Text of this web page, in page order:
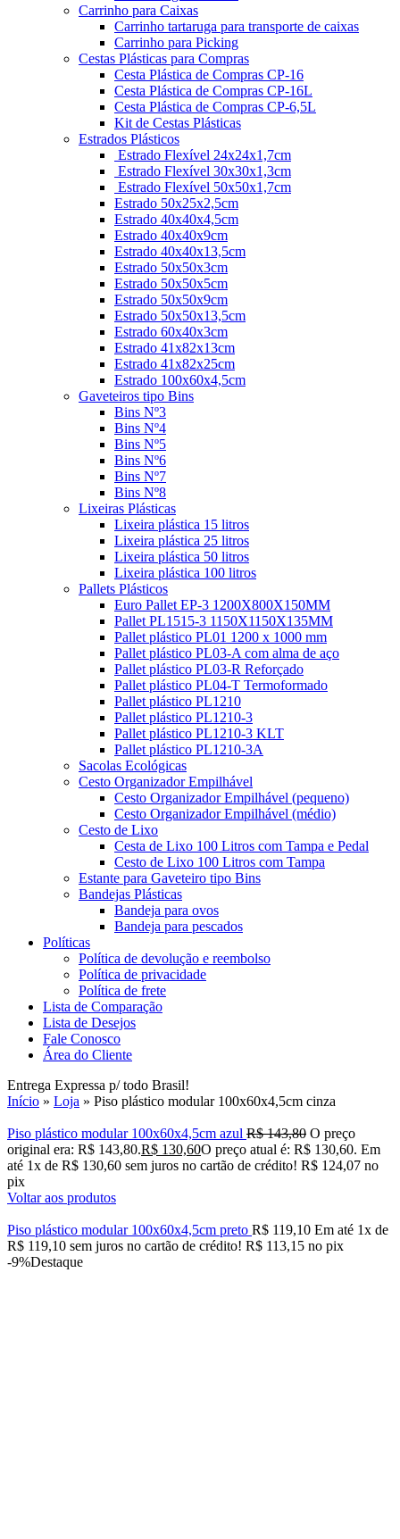
Carrinho para Caixas
Carrinho tartaruga para transporte de caixas
Carrinho para Picking
Cestas Plásticas para Compras
Cesta Plástica de Compras CP-16
Cesta Plástica de Compras CP-16L
Cesta Plástica de Compras CP-6,5L
Kit de Cestas Plásticas
Estrados Plásticos
Estrado Flexível 24x24x1,7cm
Estrado Flexível 30x30x1,3cm
Estrado Flexível 50x50x1,7cm
Estrado 50x25x2,5cm
Estrado 40x40x4,5cm
Estrado 40x40x9cm
Estrado 40x40x13,5cm
Estrado 50x50x3cm
Estrado 50x50x5cm
Estrado 50x50x9cm
Estrado 50x50x13,5cm
Estrado 60x40x3cm
Estrado 41x82x13cm
Estrado 41x82x25cm
Estrado 100x60x4,5cm
Gaveteiros tipo Bins
Bins Nº3
Bins Nº4
Bins Nº5
Bins Nº6
Bins Nº7
Bins Nº8
Lixeiras Plásticas
Lixeira plástica 15 litros
Lixeira plástica 25 litros
Lixeira plástica 50 litros
Lixeira plástica 100 litros
Pallets Plásticos
Euro Pallet EP-3 1200X800X150MM
Pallet PL1515-3 1150X1150X135MM
Pallet plástico PL01 1200 x 1000 mm
Pallet plástico PL03-A com alma de aço
Pallet plástico PL03-R Reforçado
Pallet plástico PL04-T Termoformado
Pallet plástico PL1210
Pallet plástico PL1210-3
Pallet plástico PL1210-3 KLT
Pallet plástico PL1210-3A
Sacolas Ecológicas
Cesto Organizador Empilhável
Cesto Organizador Empilhável (pequeno)
Cesto Organizador Empilhável (médio)
Cesto de Lixo
Cesta de Lixo 100 Litros com Tampa e Pedal
Cesto de Lixo 100 Litros com Tampa
Estante para Gaveteiro tipo Bins
Bandejas Plásticas
Bandeja para ovos
Bandeja para pescados
Políticas
Política de devolução e reembolso
Política de privacidade
Política de frete
Lista de Comparação
Lista de Desejos
Fale Conosco
Área do Cliente
Entrega Expressa p/ todo Brasil!
Início » Loja » Piso plástico modular 100x60x4,5cm cinza
Piso plástico modular 100x60x4,5cm azul R$143,80 O preço
original era: R$ 143,80.R$ 130,60O preço atual é: R$ 130,60. Em
até 1x de R$ 130,60 sem juros no cartão de crédito! R$ 124,07 no
pix
Voltar aos produtos
Piso plástico modular 100x60x4,5cm preto R$ 119,10 Em até 1x de
R$ 119,10 sem juros no cartão de crédito! R$ 113,15 no pix
-9%Destaque